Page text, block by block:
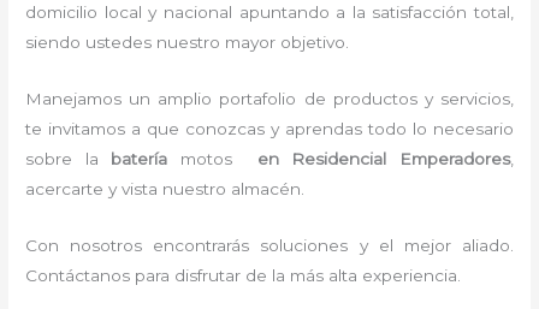
domicilio local y nacional apuntando a la satisfacción total,
siendo ustedes nuestro mayor objetivo.
Manejamos un amplio portafolio de productos y servicios,
te invitamos a que conozcas y aprendas todo lo necesario
sobre la batería motosen Residencial Emperadores,
acercarte y vista nuestro almacén.
Con nosotros encontrarás soluciones y el mejor aliado.
Contáctanos para disfrutar de la más alta experiencia.